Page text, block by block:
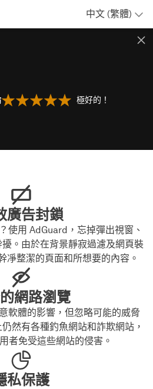
中文 (繁體)
極好的！
廣告封鎖
使用 AdGuard，忘掉彈出視窗、
。由於在背景靜寂過濾及網頁裝
凈整潔的頁面和所想要的內容。
網路瀏覽
軟體的影響，但忽略可能的威脅
然有各種釣魚網站和詐欺網站，
者免受這些網站的侵害。
私保護